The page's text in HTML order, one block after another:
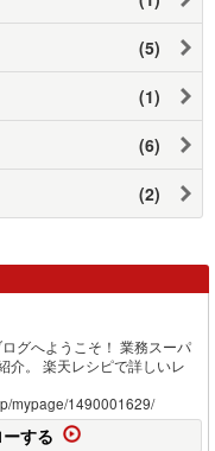
(5)
(1)
(6)
(2)
グへようこそ！ 業務スーパ
介。 楽天レシピで詳しいレ
mypage/1490001629/
する